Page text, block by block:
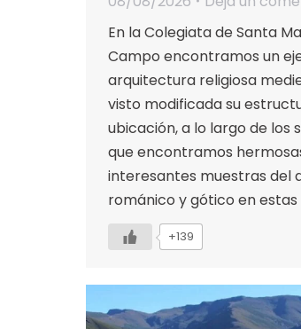
En la Colegiata de Santa
Campo encontramos un
arquitectura religiosa
visto modificada su
ubicación, a lo largo de los
que encontramos
interesantes muestras del
románico y gótico en estas
+139